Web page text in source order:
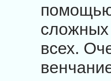
сложных
всех.